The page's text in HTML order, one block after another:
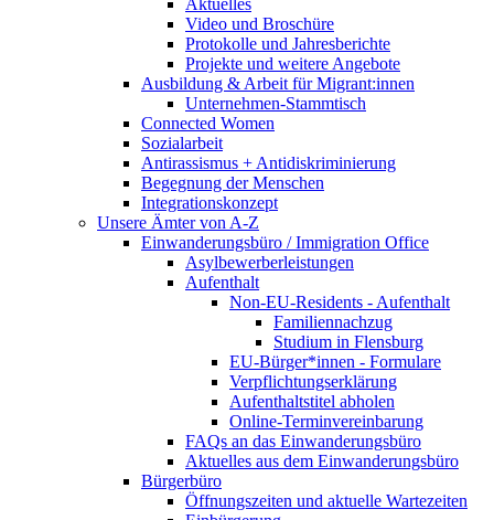
Aktuelles
Video und Broschüre
Protokolle und Jahresberichte
Projekte und weitere Angebote
Ausbildung & Arbeit für Migrant:innen
Unternehmen-Stammtisch
Connected Women
Sozialarbeit
Antirassismus + Antidiskriminierung
Begegnung der Menschen
Integrationskonzept
Unsere Ämter von A-Z
Einwanderungsbüro / Immigration Office
Asylbewerberleistungen
Aufenthalt
Non-EU-Residents - Aufenthalt
Familiennachzug
Studium in Flensburg
EU-Bürger*innen - Formulare
Verpflichtungserklärung
Aufenthaltstitel abholen
Online-Terminvereinbarung
FAQs an das Einwanderungsbüro
Aktuelles aus dem Einwanderungsbüro
Bürgerbüro
Öffnungszeiten und aktuelle Wartezeiten